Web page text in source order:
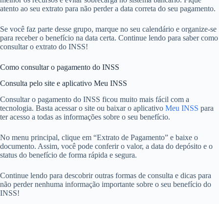
atento ao seu extrato para não perder a data correta do seu pagamento.
Se você faz parte desse grupo, marque no seu calendário e organize-se
para receber o benefício na data certa. Continue lendo para saber como
consultar o extrato do INSS!
Como consultar o pagamento do INSS
Consulta pelo site e aplicativo Meu INSS
Consultar o pagamento do INSS ficou muito mais fácil com a
tecnologia. Basta acessar o site ou baixar o aplicativo Meu INSS para
ter acesso a todas as informações sobre o seu benefício.
No menu principal, clique em “Extrato de Pagamento” e baixe o
documento. Assim, você pode conferir o valor, a data do depósito e o
status do benefício de forma rápida e segura.
Continue lendo para descobrir outras formas de consulta e dicas para
não perder nenhuma informação importante sobre o seu benefício do
INSS!